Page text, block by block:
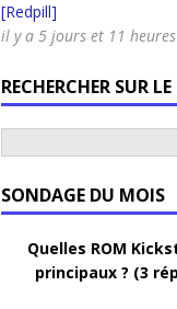
[Redpill]
il y a 5 jours et 11 heures
RECHERCHER SUR
SONDAGE DU MOIS
Quelles ROM
principaux ? (3